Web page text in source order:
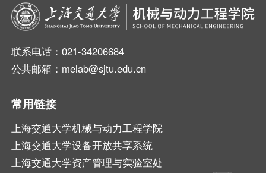
联系电话：021-34206684
公共邮箱：melab@sjtu.edu.cn
常用链接
上海交通大学机械与动力工程学院
上海交通大学设备开放共享系统
上海交通大学资产管理与实验室处